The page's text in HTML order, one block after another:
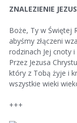
ZNALEZIENIE
Boże, Ty w Świętej
abyśmy złączeni
rodzinach Jej cnoty
Przez Jezusa
który z Tobą żyje i
wszystkie wieki
+++